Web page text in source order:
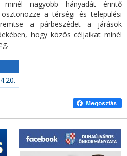
nagyobb hányadát érintő
a térségi és települési
a párbeszédet a járások
hogy közös céljaikat minél